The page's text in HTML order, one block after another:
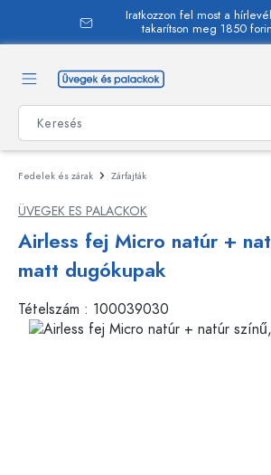
Iratkozzon fel most a
takarítson meg 1850
Fedelek és zárak Zárfajták
ÜVEGEK ES PALACKOK
Airless fej Micro natúr +
matt dugókupak
Tételszám : 100039030